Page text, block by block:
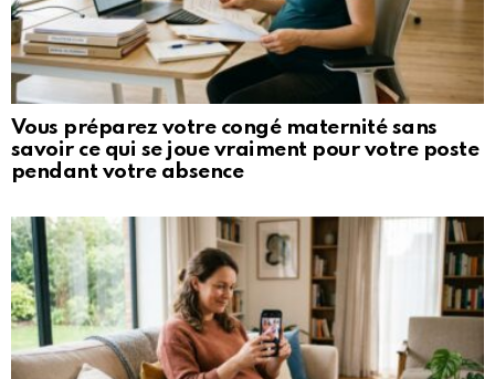
Vous préparez votre congé maternité sans
savoir ce qui se joue vraiment pour votre poste
pendant votre absence